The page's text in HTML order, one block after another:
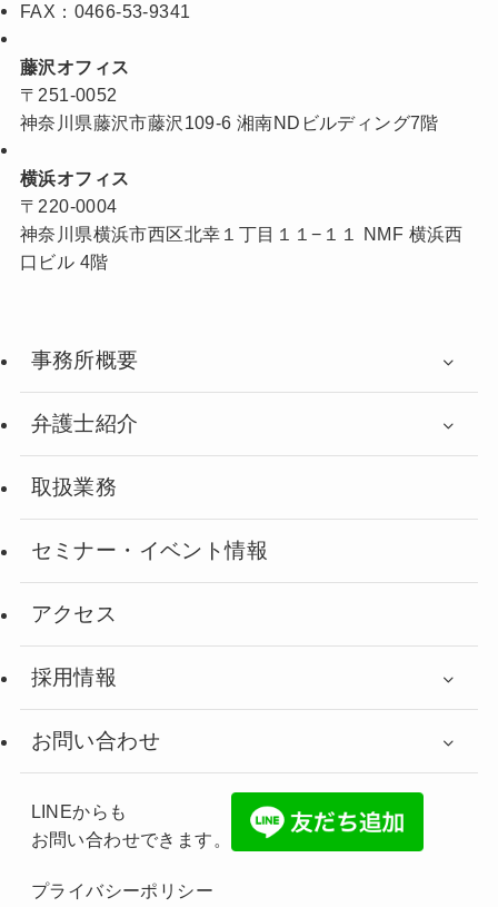
FAX：0466-53-9341
藤沢オフィス
〒251-0052
神奈川県藤沢市藤沢109-6 湘南NDビルディング7階
横浜オフィス
〒220-0004
神奈川県横浜市西区北幸１丁目１１−１１ NMF 横浜西
口ビル 4階
事務所概要
弁護士紹介
取扱業務
セミナー・イベント情報
アクセス
採用情報
お問い合わせ
LINEからも
お問い合わせできます。
プライバシーポリシー